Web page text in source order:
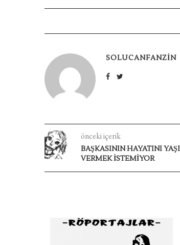
SOLUCANFANZIN
önceki içerik
BAŞKASININ HAYATINI
VERMEK İSTEMİYOR